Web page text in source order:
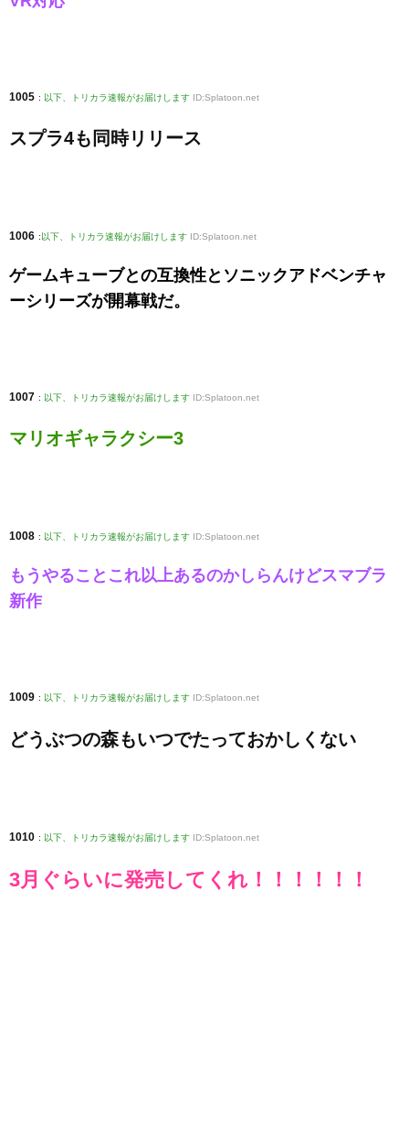
1005 : 以下、トリカラ速報がお届けします ID:Splatoon.net
スプラ4も同時リリース
1006 : 以下、トリカラ速報がお届けします ID:Splatoon.net
ゲームキューブとの互換性とソニックアドベンチャ
ーシリーズが開幕戦だ。
1007 : 以下、トリカラ速報がお届けします ID:Splatoon.net
マリオギャラクシー3
1008 : 以下、トリカラ速報がお届けします ID:Splatoon.net
もうやることこれ以上あるのかしらんけどスマブラ
新作
1009 : 以下、トリカラ速報がお届けします ID:Splatoon.net
どうぶつの森もいつでたっておかしくない
1010 : 以下、トリカラ速報がお届けします ID:Splatoon.net
3月ぐらいに発売してくれ！！！！！！